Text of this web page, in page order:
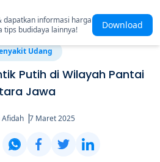
dapatkan informasi harga
tips budidaya lainnya!
Download
Udang
Putih di Wilayah Pantai
Jawa
Afidah 7 Maret 2025